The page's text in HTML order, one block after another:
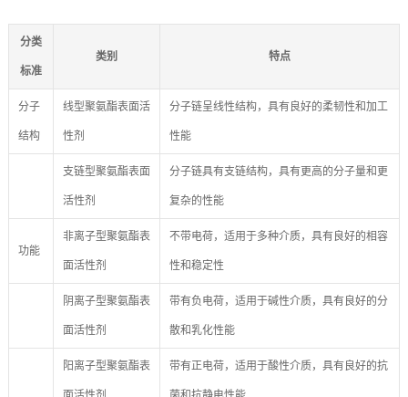
分类
标准
类别 特点
分子
结构
线型聚氨酯表面活
性剂
分子链呈线性结构，具有良好的柔韧性和加工
性能
支链型聚氨酯表面
活性剂
分子链具有支链结构，具有更高的分子量和更
复杂的性能
功能
非离子型聚氨酯表
面活性剂
不带电荷，适用于多种介质，具有良好的相容
性和稳定性
阴离子型聚氨酯表
面活性剂
带有负电荷，适用于碱性介质，具有良好的分
散和乳化性能
阳离子型聚氨酯表 带有正电荷，适用于酸性介质，具有良好的抗